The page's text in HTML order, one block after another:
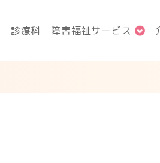
診療科 障害福祉サービス